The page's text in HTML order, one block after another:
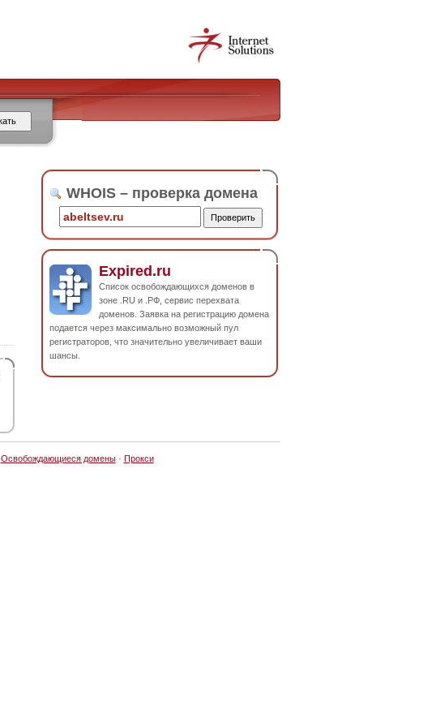
WHOIS – проверка домена
Expired.ru
Список освобождающихся доменов в
зоне .RU и .РФ, сервис перехвата
доменов. Заявка на регистрацию домена
подается через максимально возможный пул
регистраторов, что значительно увеличивает ваши
шансы.
Освобождающиеся домены· Прокси